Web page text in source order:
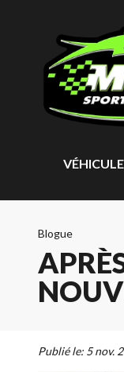
Blogue
Publié le: 5 nov.